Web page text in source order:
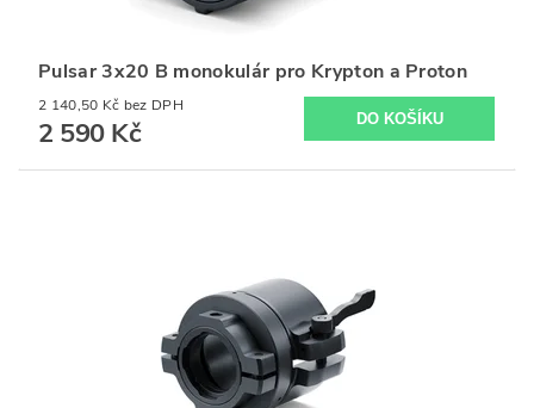
Pulsar 3x20 B monokulár pro Krypton a Proton
2 140,50 Kč bez DPH
2 590 Kč